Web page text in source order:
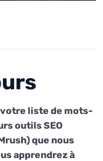
liste de mots-
outils SEO
que nous
apprendrez à